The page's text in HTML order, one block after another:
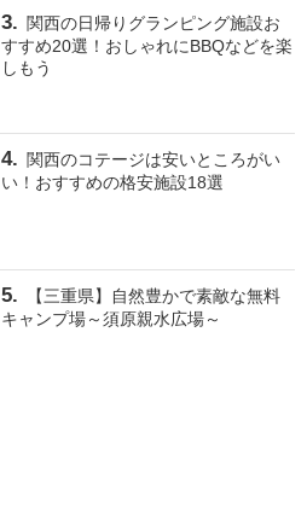
関西の日帰りグランピング施設お
すすめ20選！おしゃれにBBQなどを楽
しもう
関西のコテージは安いところがい
い！おすすめの格安施設18選
【三重県】自然豊かで素敵な無料
キャンプ場～須原親水広場～